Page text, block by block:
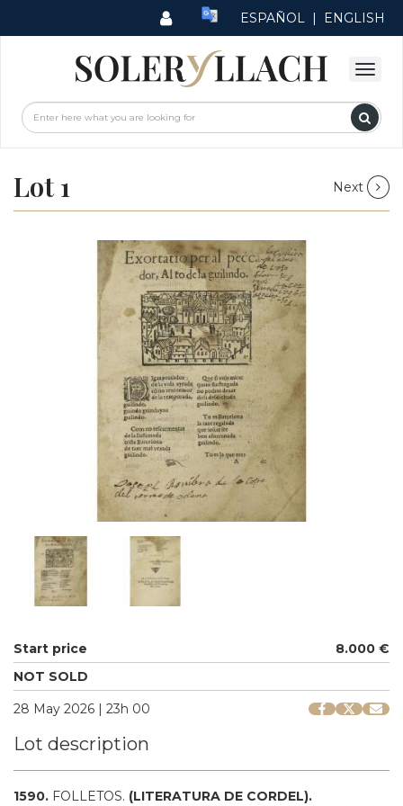
ESPAÑOL | ENGLISH
Lot 1 Next
Start price
8.000 €
NOT SOLD
28 May 2026 | 23h 00
Lot description
1590. FOLLETOS. (LITERATURA DE CORDEL).